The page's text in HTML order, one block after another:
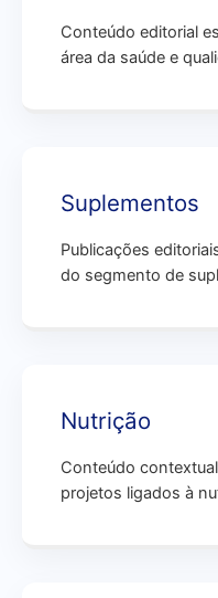
Conteúdo editorial
área da saúde e
Suplementos
Publicações
do segmento de
Nutrição
Conteúdo
projetos ligados à